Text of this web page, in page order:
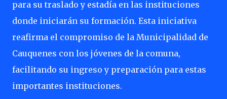
para su traslado y estadía en las instituciones
donde iniciarán su formación. Esta iniciativa
reafirma el compromiso de la Municipalidad de
Cauquenes con los jóvenes de la comuna,
facilitando su ingreso y preparación para estas
importantes instituciones.